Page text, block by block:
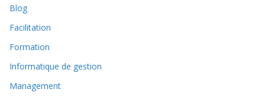
Blog
Facilitation
Formation
Informatique de gestion
Management